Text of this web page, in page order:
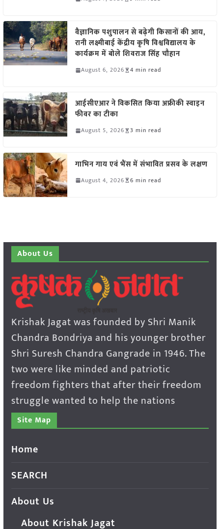
वैज्ञानिक पशुपालन से बढ़ेगी किसानों की आय,
रानी लक्ष्मीबाई केंद्रीय कृषि विश्वविद्यालय के
कार्यक्रम में बोले शिवराज सिंह चौहान
August 6, 2026 4 min read
आईसीएआर ने विकसित किया अफ्रीकी स्वाइन
फीवर का टीका
August 5, 2026 3 min read
गाभिन गाय एवं भैंस में संभावित प्रसव के लक्षण
August 4, 2026 6 min read
About Us
Krishak Jagat was founded by Shri Manik
Chandra Bondriya and his younger brother
Shri Suresh Chandra Gangrade in 1946. The
two were like minded and patriotic
freedom fighters that after their freedom
struggle wanted to help the nations
Site Map
Home
SEARCH
About Us
About Krishak Jagat